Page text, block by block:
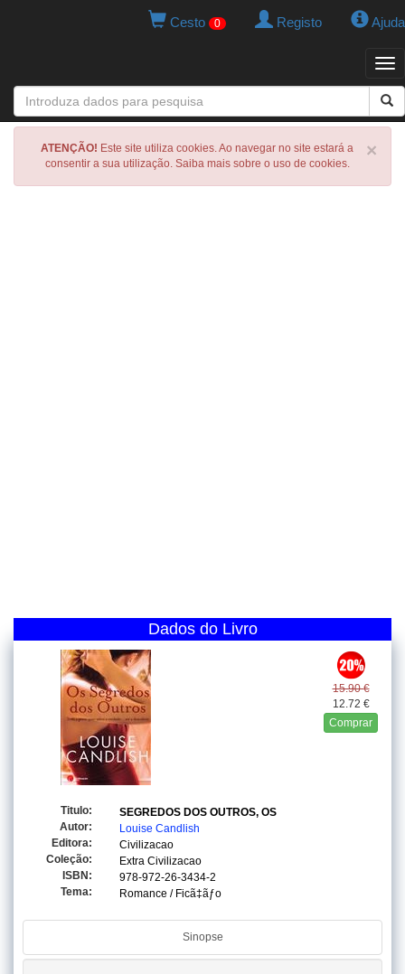
Cesto 0 Registo Ajuda
×
ATENÇÃO! Este site utiliza cookies. Ao navegar no site estará a
consentir a sua utilização. Saiba mais sobre o uso de cookies.
Dados do Livro
15.90 €
12.72 €
Comprar
Titulo:
SEGREDOS DOS OUTROS, OS
Autor:
Louise Candlish
Editora:
Civilizacao
Coleção:
Extra Civilizacao
ISBN:
978-972-26-3434-2
Tema:
Romance / Ficã‡ãƒo
Sinopse